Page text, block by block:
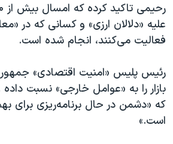
اسرائیل در جنگ
نرگس محمدی برنده جایزه نوبل صلح
صفحه‌های ویژه
سفر پرزیدنت ترامپ به چین
علیه «دلالان ارزی» و کسانی که در
فعالیت می‌کنند، انجام شده است.
رئیس پلیس «امنیت اقتصادی»
بازار را به «عوامل خارجی» نسبت
که «دشمن در حال برنامه‌ریزی برای بهم
است.»